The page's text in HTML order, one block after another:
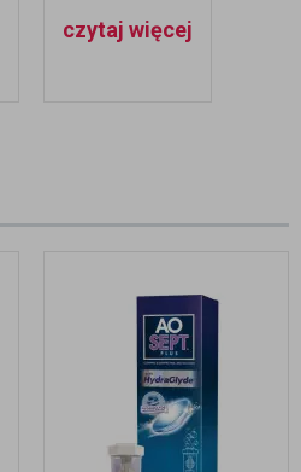
STOSOWAĆ?
czytaj więcej